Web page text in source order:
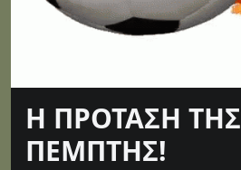
Η ΠΡΟΤΑΣΗ ΤΗΣ
ΠΕΜΠΤΗΣ!